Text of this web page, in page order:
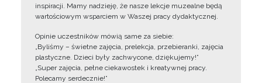
inspiracji. Mamy nadzieję, że nasze lekcje muzealne będą
wartościowym wsparciem w Waszej pracy dydaktycznej.
Opinie uczestników mówią same za siebie:
„Byliśmy – świetne zajęcia, prelekcja, przebieranki, zajęcia
plastyczne. Dzieci były zachwycone, dziękujemy!”
„Super zajęcia, pełne ciekawostek i kreatywnej pracy.
Polecamy serdecznie!”